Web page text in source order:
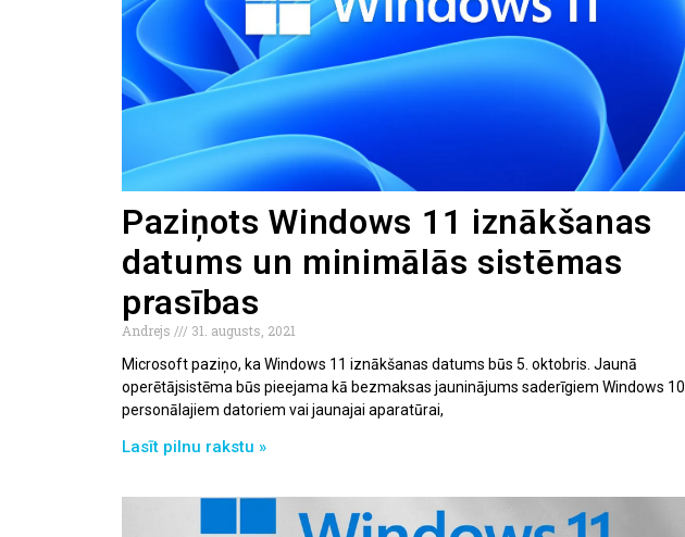
Paziņots Windows 11 iznākšanas
datums un minimālās sistēmas
prasības
Andrejs
31. augusts, 2021
Microsoft paziņo, ka Windows 11 iznākšanas datums būs 5. oktobris. Jaunā
operētājsistēma būs pieejama kā bezmaksas jauninājums saderīgiem Windows 10
personālajiem datoriem vai jaunajai aparatūrai,
Lasīt pilnu rakstu »